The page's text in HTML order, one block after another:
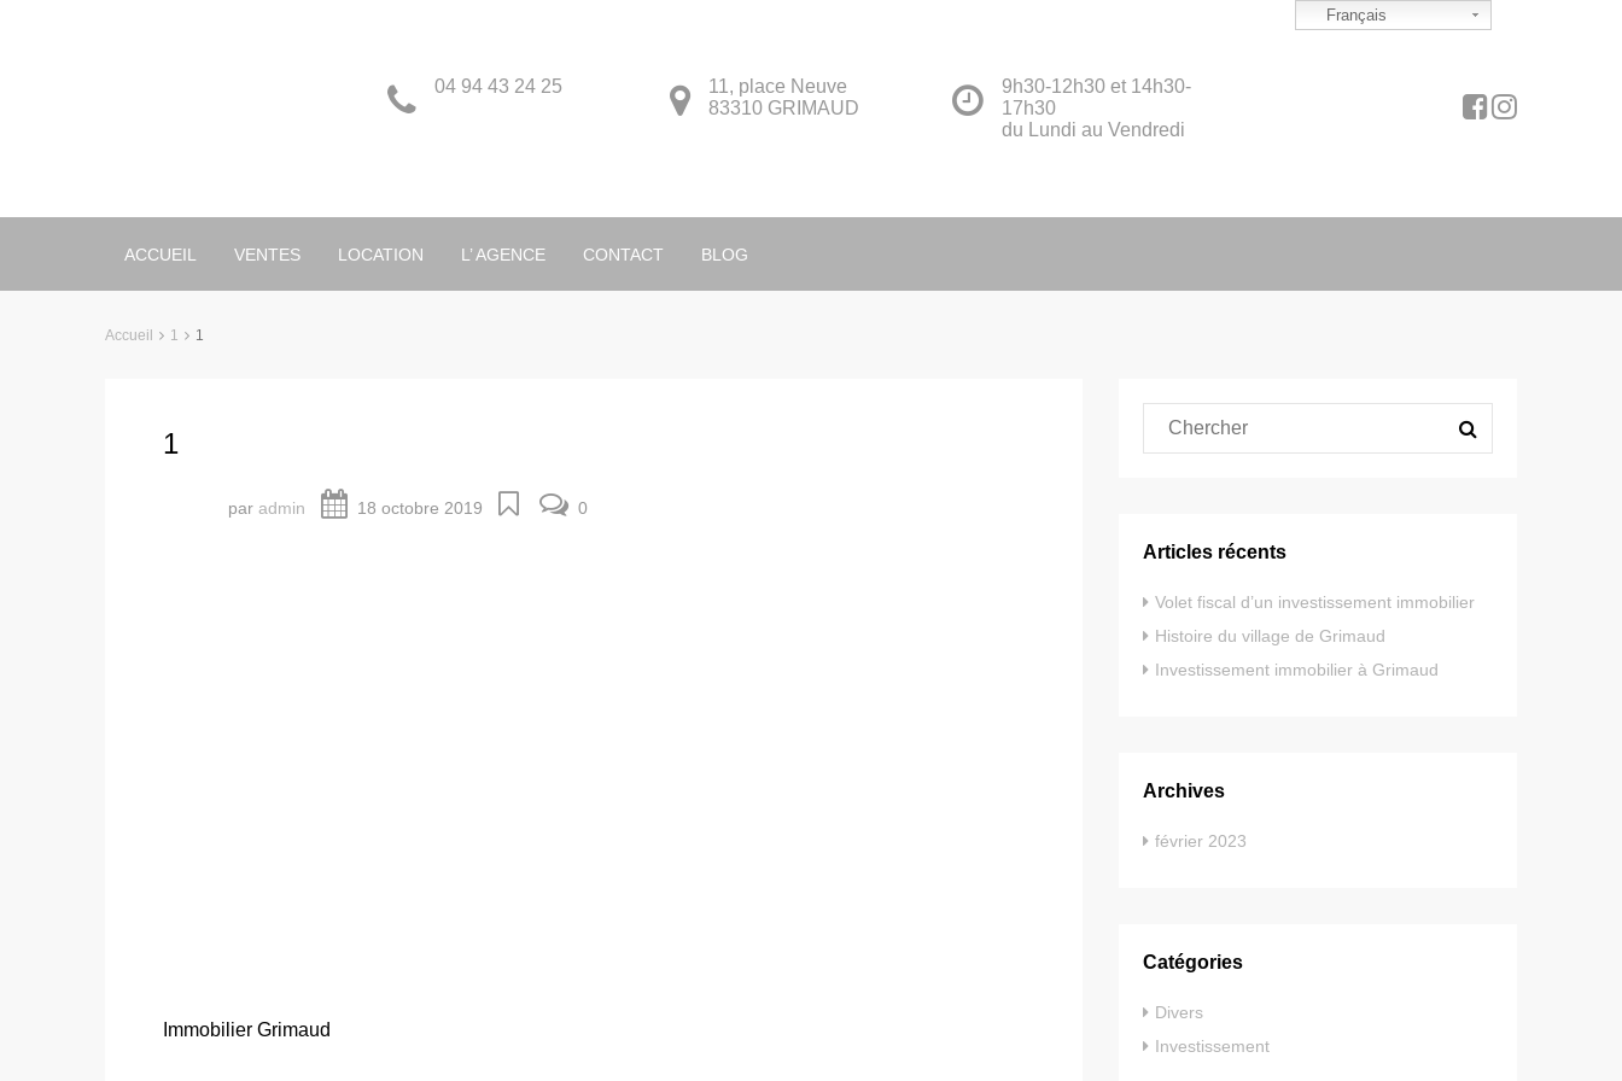
9h30-12h30 et 14h30-
17h30
du Lundi au Vendredi
11, place Neuve
83310 GRIMAUD
04 94 43 24 25
ACCUEIL VENTES LOCATION L’ AGENCE CONTACT BLOG
Accueil 1 1
1
par admin 18 octobre 2019 0
Immobilier Grimaud
Articles récents
Volet fiscal d’un investissement immobilier
Histoire du village de Grimaud
Investissement immobilier à Grimaud
Archives
février 2023
Catégories
Divers
Investissement
Français